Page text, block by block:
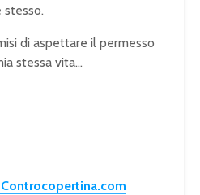
stesso.
di aspettare il permesso
stessa vita…